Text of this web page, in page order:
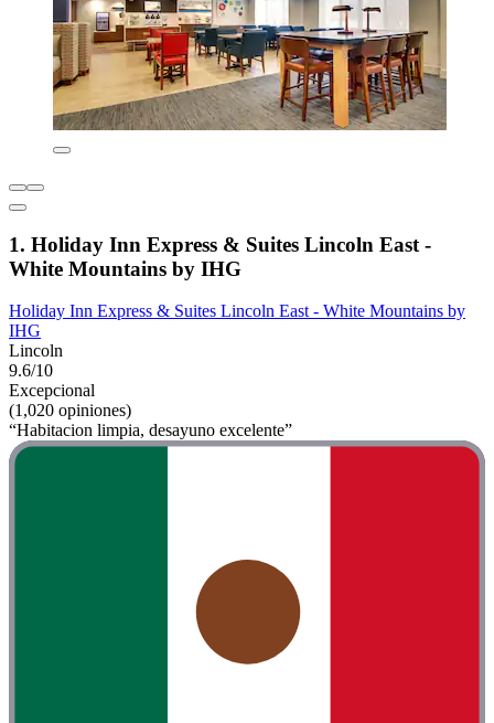
1. Holiday Inn Express & Suites Lincoln East -
White Mountains by IHG
Holiday Inn Express & Suites Lincoln East - White Mountains by
IHG
Lincoln
9.6/10
Excepcional
(1,020 opiniones)
“Habitacion limpia, desayuno excelente”